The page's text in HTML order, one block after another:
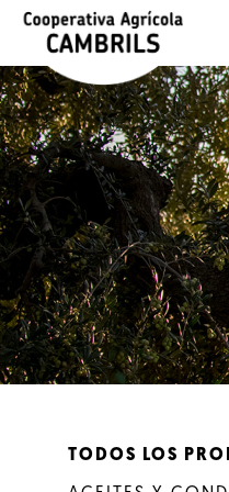
TODOS LOS